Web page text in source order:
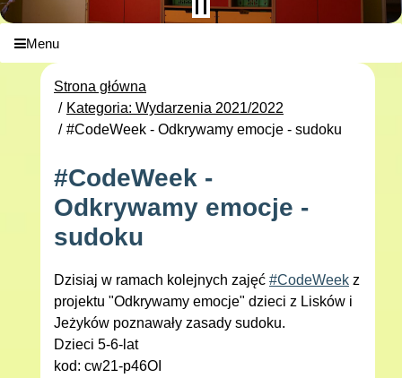
Menu
Strona główna
Kategoria: Wydarzenia 2021/2022
#CodeWeek - Odkrywamy emocje - sudoku
#CodeWeek -
Odkrywamy emocje -
sudoku
Dzisiaj w ramach kolejnych zajęć #CodeWeek z
projektu "Odkrywamy emocje" dzieci z Lisków i
Jeżyków poznawały zasady sudoku.
Dzieci 5-6-lat
kod: cw21-p46OI